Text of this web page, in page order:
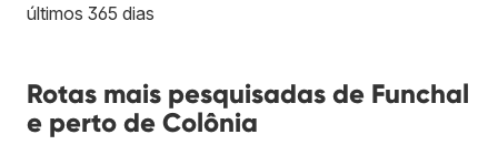
últimos 365 dias
Rotas mais pesquisadas de Funchal
e perto de Colônia